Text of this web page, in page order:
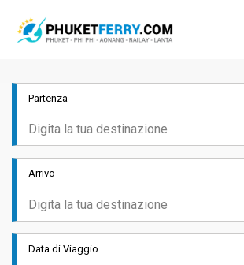
Partenza
Arrivo
Data di Viaggio